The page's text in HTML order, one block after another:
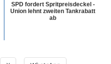
SPD fordert Spritpreisdeckel -
Union lehnt zweiten Tankrabatt
ab